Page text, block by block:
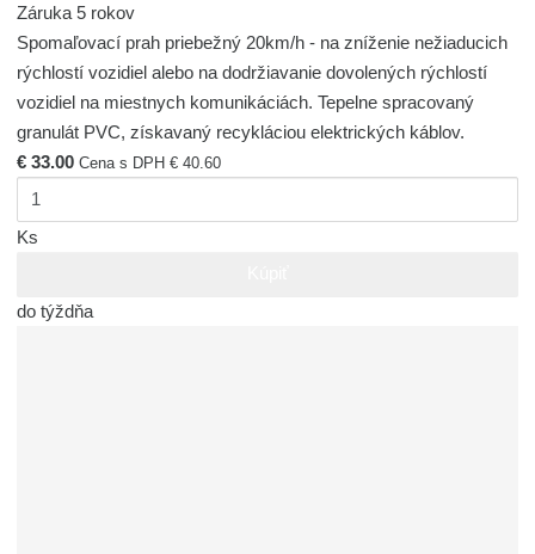
Záruka 5 rokov
Spomaľovací prah priebežný 20km/h - na zníženie nežiaducich
rýchlostí vozidiel alebo na dodržiavanie dovolených rýchlostí
vozidiel na miestnych komunikáciách. Tepelne spracovaný
granulát PVC, získavaný recykláciou elektrických káblov.
€ 33.00 Cena s DPH € 40.60
Ks
do týždňa